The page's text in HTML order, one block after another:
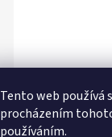
Tento web používá
procházením
používáním.